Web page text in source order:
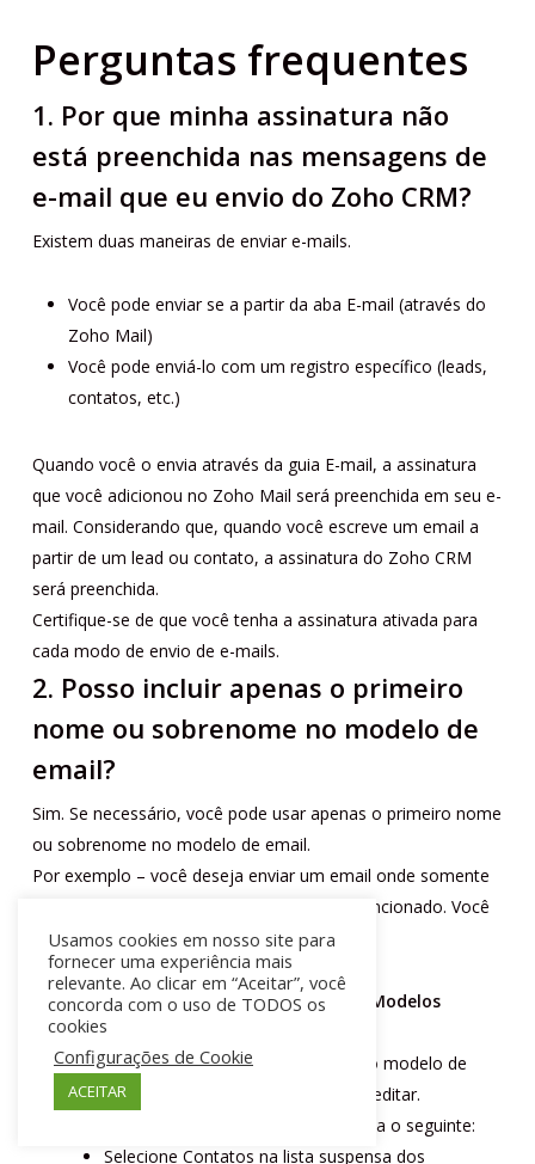
Perguntas frequentes
1. Por que minha assinatura não
está preenchida nas mensagens de
e-mail que eu envio do Zoho CRM?
Existem duas maneiras de enviar e-mails.
Você pode enviar se a partir da aba E-mail (através do
Zoho Mail)
Você pode enviá-lo com um registro específico (leads,
contatos, etc.)
Quando você o envia através da guia E-mail, a assinatura
que você adicionou no Zoho Mail será preenchida em seu e-
mail. Considerando que, quando você escreve um email a
partir de um lead ou contato, a assinatura do Zoho CRM
será preenchida.
Certifique-se de que você tenha a assinatura ativada para
cada modo de envio de e-mails.
2. Posso incluir apenas o primeiro
nome ou sobrenome no modelo de
email?
Sim. Se necessário, você pode usar apenas o primeiro nome
ou sobrenome no modelo de email.
Por exemplo – você deseja enviar um email onde somente
o primeiro nome do contato precisa ser mencionado. Você
precisa seguir os passos abaixo:
Clique emConfiguração>Modelos
Modelos
deEmail
Clique no linkEditarcorrespondente ao modelo de
email (para Contatos) que você deseja editar.
, faça o seguinte:
Selecione Contatos na lista suspensa dos
Usamos cookies em nosso site para
fornecer uma experiência mais
relevante. Ao clicar em “Aceitar”, você
concorda com o uso de TODOS os
cookies
Configurações de Cookie
ACEITAR